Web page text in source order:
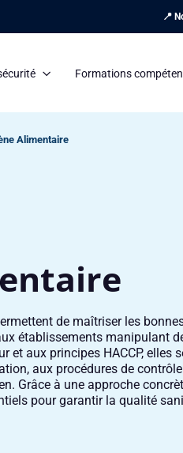
📍
Formations
Alimentaire
de maîtriser les
établissements manipulant
et aux principes HACCP, elles
aux procédures de
Grâce à une approche
pour garantir la qualité